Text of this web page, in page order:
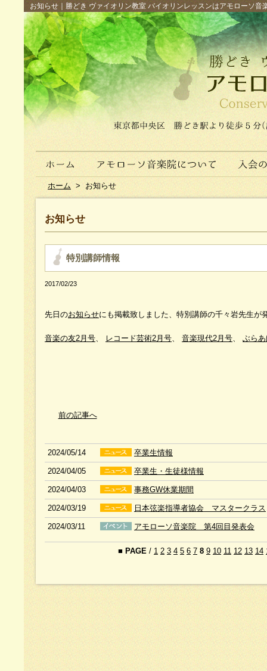
お知らせ｜勝どき ヴァイオリン教室 バイオリンレッスンはアモローソ
ホーム > お知らせ
お知らせ
特別講師情報
2017/02/23
先日のお知らせにも掲載致しました、特別講師の千々岩先生が
音楽の友2月号、 レコード芸術2月号、 音楽現代2月号、 ぶら
前の記事へ
2024/05/14 卒業生情報
2024/04/05 卒業生・生徒様情報
2024/04/03 事務GW休業期間
2024/03/19 日本弦楽指導者協会 マスタークラス
2024/03/11 アモローソ音楽院 第4回目発表会
■ PAGE / 1 2 3 4 5 6 7 8 9 10 11 12 13 14